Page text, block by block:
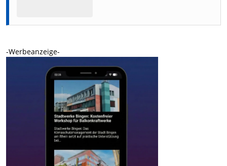
-Werbeanzeige-